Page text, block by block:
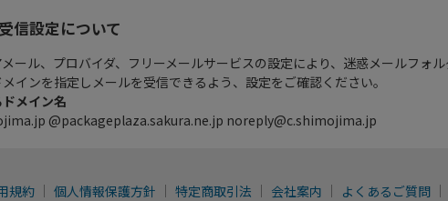
信設定について
ール、プロバイダ、フリーメールサービスの設定により、迷惑メールフォ
インを指定しメールを受信できるよう、設定をご確認ください。
メイン名
@packageplaza.sakura.ne.jp noreply@c.shimojima.jp
規約 個人情報保護方針 特定商取引法 会社案内 よくあるご質問